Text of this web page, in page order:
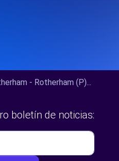
- Rotherham (P)...
boletín de noticias: